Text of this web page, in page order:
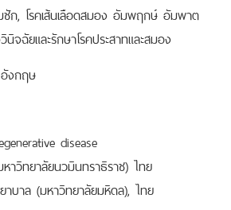
ชัก, โรคเส้นเลือดสมอง อัมพฤกษ์ อัมพาต
นิจฉัยและรักษาโรคประสาทและสมอง
งกฤษ
disease
าวิทยาลัยนวมินทราธิราช) ไทย
บาล (มหาวิทยาลัยมหิดล), ไทย